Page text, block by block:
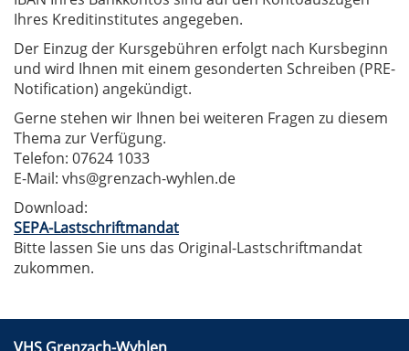
Ihres Kreditinstitutes angegeben.
Der Einzug der Kursgebühren erfolgt nach Kursbeginn
und wird Ihnen mit einem gesonderten Schreiben (PRE-
Notification) angekündigt.
Gerne stehen wir Ihnen bei weiteren Fragen zu diesem
Thema zur Verfügung.
Telefon: 07624 1033
E-Mail: vhs@grenzach-wyhlen.de
Download:
SEPA-Lastschriftmandat
Bitte lassen Sie uns das Original-Lastschriftmandat
zukommen.